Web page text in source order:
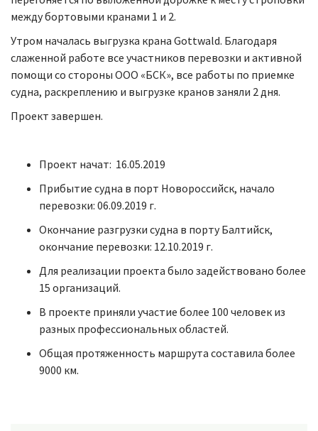
между бортовыми кранами 1 и 2.
Утром началась выгрузка крана Gottwald. Благодаря
слаженной работе все участников перевозки и активной
помощи со стороны ООО «БСК», все работы по приемке
судна, раскреплению и выгрузке кранов заняли 2 дня.
Проект завершен.
Проект начат: 16.05.2019
Прибытие судна в порт Новороссийск, начало
перевозки: 06.09.2019 г.
Окончание разгрузки судна в порту Балтийск,
окончание перевозки: 12.10.2019 г.
Для реализации проекта было задействовано более
15 организаций.
В проекте приняли участие более 100 человек из
разных профессиональных областей.
Общая протяженность маршрута составила более
9000 км.